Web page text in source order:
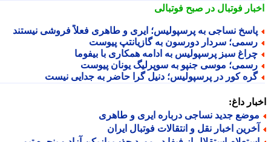
فوتبال در صبح فوتبالی
نساجی به پرسپولیس؛ ایری و طاهری فعلاً فروشی نیستند
سردار دورسون به گازیانتپ پیوست
سبز پرسپولیس به ادامه همکاری با بیفوما
موسی جنپو به سوپرلیگ یونان پیوست
کور در پرسپولیس؛ دنیل گرا حاضر به جدایی نیست
داغ:
جدید نساجی درباره ایری و طاهری
اخبار نقل و انتقالات فوتبال ایران